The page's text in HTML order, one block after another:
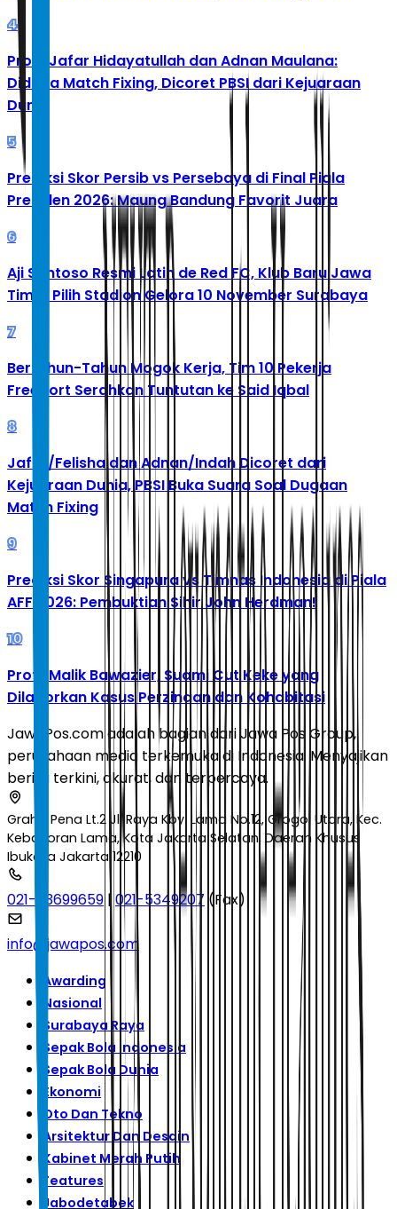
4
Profil Jafar Hidayatullah dan Adnan Maulana:
Diduga Match Fixing, Dicoret PBSI dari Kejuaraan
Dunia
5
Prediksi Skor Persib vs Persebaya di Final Piala
Presiden 2026: Maung Bandung Favorit Juara
6
Aji Santoso Resmi Latih de Red FC, Klub Baru Jawa
Timur Pilih Stadion Gelora 10 November Surabaya
7
Bertahun-Tahun Mogok Kerja, Tim 10 Pekerja
Freeport Serahkan Tuntutan ke Said Iqbal
8
Jafar/Felisha dan Adnan/Indah Dicoret dari
Kejuaraan Dunia, PBSI Buka Suara Soal Dugaan
Match Fixing
9
Prediksi Skor Singapura vs Timnas Indonesia di Piala
AFF 2026: Pembuktian Sihir John Herdman!
10
Profil Malik Bawazier, Suami Cut Keke yang
Dilaporkan Kasus Perzinaan dan Kohabitasi
JawaPos.com adalah bagian dari Jawa Pos Group,
perusahaan media terkemuka di Indonesia. Menyajikan
berita terkini, akurat, dan terpercaya.
Graha Pena Lt.2 Jl. Raya Kby. Lama No.12, Grogol Utara, Kec.
Kebayoran Lama, Kota Jakarta Selatan, Daerah Khusus
Ibukota Jakarta 12210
021-53699659 |021-5349207 (Fax)
info@jawapos.com
Awarding
Nasional
Surabaya Raya
Sepak Bola Indonesia
Sepak Bola Dunia
Ekonomi
Oto Dan Tekno
Arsitektur Dan Desain
Kabinet Merah Putih
Features
Jabodetabek